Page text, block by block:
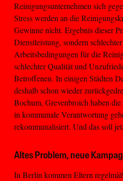
Reinigungsunternehmen sich
Stress werden an die
Gewinne nicht. Ergebnis dieser
Dienstleistung, sondern
Arbeitsbedingungen für die
schlechter Qualität und
Betroffenen. In einigen Städten
deshalb schon wieder
Bochum, Grevenbroich haben
in kommunale Verantwortung
rekommunalisiert. Und das soll
Altes Problem, neue
In Berlin kommen Eltern